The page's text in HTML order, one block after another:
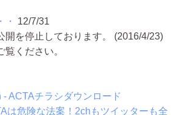
・
12/7/31
開を停止しております。 (2016/4/23)
覧ください。
- ACTAチラシダウンロード
は危険な法案！2chもツイッターも全